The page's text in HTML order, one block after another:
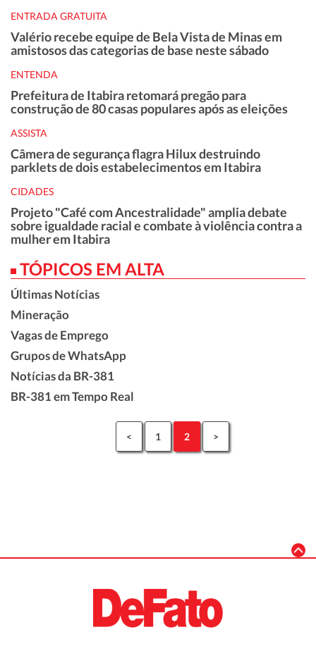
ENTRADA GRATUITA
Valério recebe equipe de Bela Vista de Minas em
amistosos das categorias de base neste sábado
ENTENDA
Prefeitura de Itabira retomará pregão para
construção de 80 casas populares após as eleições
ASSISTA
Câmera de segurança flagra Hilux destruindo
parklets de dois estabelecimentos em Itabira
CIDADES
Projeto "Café com Ancestralidade" amplia debate
sobre igualdade racial e combate à violência contra a
mulher em Itabira
TÓPICOS EM ALTA
Últimas Notícias
Mineração
Vagas de Emprego
Grupos de WhatsApp
Notícias da BR-381
BR-381 em Tempo Real
< 1 2 >